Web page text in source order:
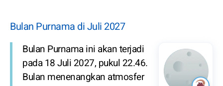
Bulan Purnama di Juli 2027
Bulan Purnama ini akan terjadi
pada 18 Juli 2027, pukul 22.46.
Bulan menenangkan atmosfer